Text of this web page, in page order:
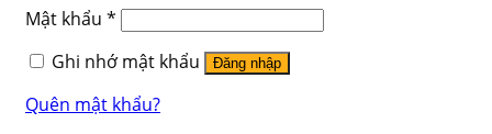
Mật khẩu *
Ghi nhớ mật khẩu
Đăng nhập
Quên mật khẩu?